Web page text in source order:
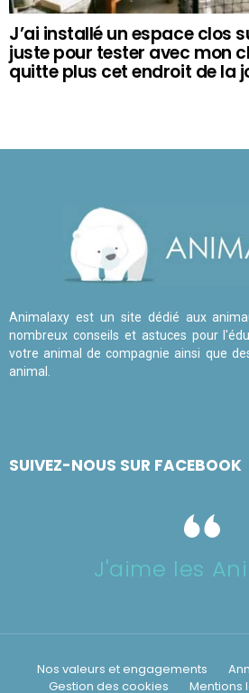
J’ai installé un espace clos
juste pour tester avec mon
quitte plus cet endroit de la
Animalaxy est un site dédié aux
nombreux conseils et astuces pour
votre animal de compagnie ainsi que
animal.
SUIVEZ-NOUS SUR FACEBOOK
J'aime les
Nos valeurs et engagements
Gestion des cookies
Mentions